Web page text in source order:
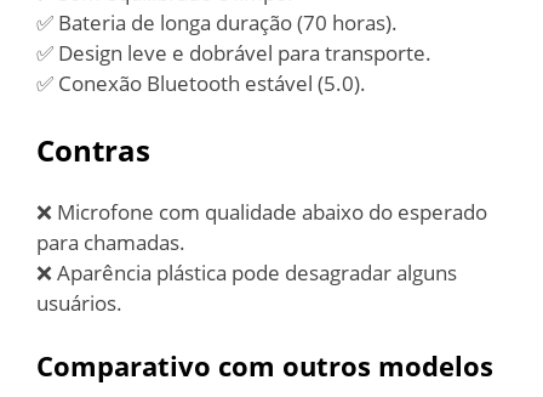
✅ Bateria de longa duração (70 horas).
✅ Design leve e dobrável para transporte.
✅ Conexão Bluetooth estável (5.0).
Contras
❌ Microfone com qualidade abaixo do esperado
para chamadas.
❌ Aparência plástica pode desagradar alguns
usuários.
Comparativo com outros modelos